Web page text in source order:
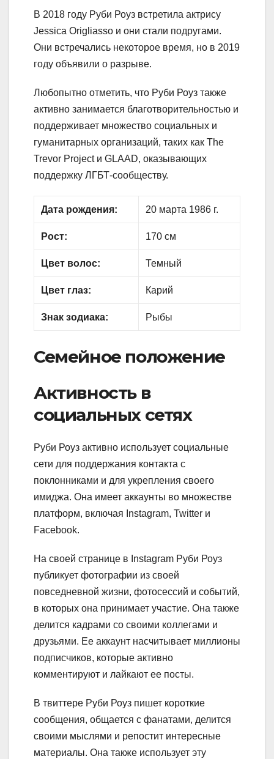
В 2018 году Руби Роуз встретила актрису
Jessica Origliasso и они стали подругами.
Они встречались некоторое время, но в 2019
году объявили о разрыве.
Любопытно отметить, что Руби Роуз также
активно занимается благотворительностью и
поддерживает множество социальных и
гуманитарных организаций, таких как The
Trevor Project и GLAAD, оказывающих
поддержку ЛГБТ-сообществу.
Дата рождения: 20 марта 1986 г.
Рост: 170 см
Цвет волос: Темный
Цвет глаз: Карий
Знак зодиака: Рыбы
Семейное положение
Активность в
социальных сетях
Руби Роуз активно использует социальные
сети для поддержания контакта с
поклонниками и для укрепления своего
имиджа. Она имеет аккаунты во множестве
платформ, включая Instagram, Twitter и
Facebook.
На своей странице в Instagram Руби Роуз
публикует фотографии из своей
повседневной жизни, фотосессий и событий,
в которых она принимает участие. Она также
делится кадрами со своими коллегами и
друзьями. Ее аккаунт насчитывает миллионы
подписчиков, которые активно
комментируют и лайкают ее посты.
В твиттере Руби Роуз пишет короткие
сообщения, общается с фанатами, делится
своими мыслями и репостит интересные
материалы. Она также использует эту